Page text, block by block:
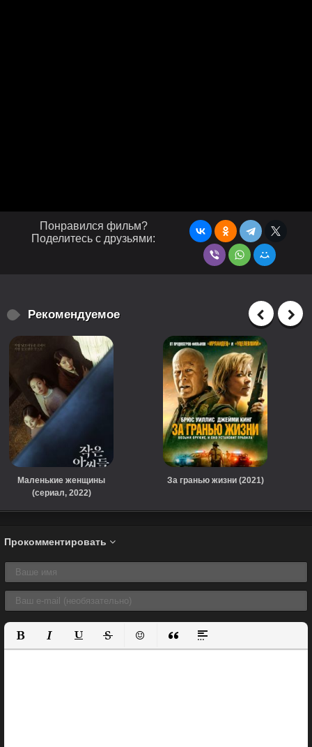
Понравился фильм?
Поделитесь с друзьями:
Рекомендуемое
Маленькие женщины
(сериал, 2022)
За гранью жизни (2021)
Прокомментировать
Полужирный
КурсивПодчеркнутый
ЗачеркнутыйВставить смайлик
Вставка цитаты
Вставка спойлера